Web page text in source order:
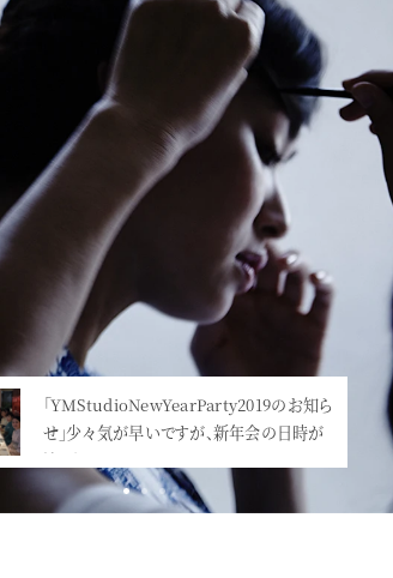
「YMStudioNewYearParty2019のお知ら
せ」少々気が早いですが、新年会の日時が
決まり…<
2015年の新年会は、コンラッド東京アネック
ス＠汐留でした。ダークな落ち着いた…<